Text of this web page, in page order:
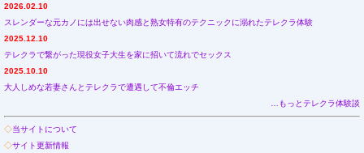
2026.02.10
スレンダーな元カノには出せない肉感と熟女特有のテクニックに溺れたテレクラ体験
2025.12.10
テレクラで繋がった現役女子大生を家に招いて流れでセックス
2025.10.10
大人しめな若妻さんとテレクラで遭遇して不倫エッチ
…もっとテレクラ体験談
◇当サイトについて
◇サイト更新情報